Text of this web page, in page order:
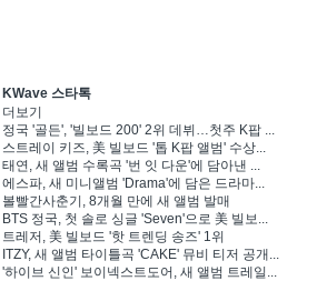
KWave 스타톡
더보기
정국 '골든', '빌보드 200' 2위 데뷔…첫주 K팝 ...
스트레이 키즈, 美 빌보드 '톱 K팝 앨범' 수상...
태연, 새 앨범 수록곡 '번 잇 다운'에 담아낸 ...
에스파, 새 미니앨범 'Drama'에 담은 드라마...
볼빨간사춘기, 8개월 만에 새 앨범 발매
BTS 정국, 첫 솔로 싱글 'Seven'으로 美 빌보...
트레저, 美 빌보드 '핫 트렌딩 송즈' 1위
ITZY, 새 앨범 타이틀곡 'CAKE' 뮤비 티저 공개...
'하이브 신인' 보이넥스트도어, 새 앨범 트레일...